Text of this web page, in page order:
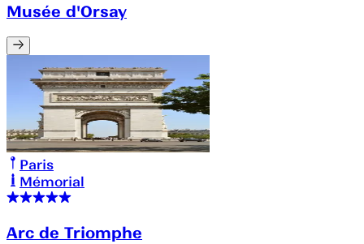
Musée d'Orsay
Paris
Mémorial
Arc de Triomphe